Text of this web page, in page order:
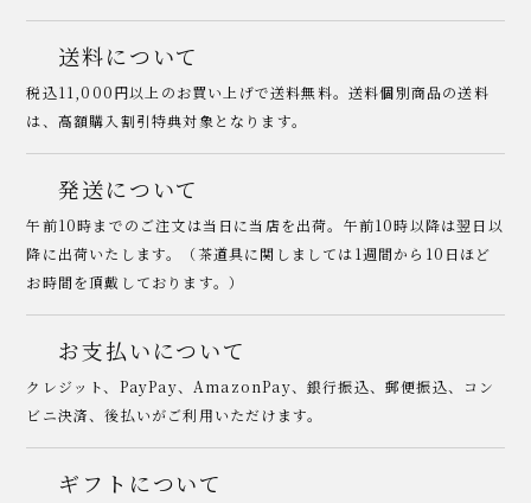
送料について
税込11,000円以上のお買い上げで送料無料。送料個別商品の送料
は、高額購入割引特典対象となります。
発送について
午前10時までのご注文は当日に当店を出荷。午前10時以降は翌日以
降に出荷いたします。（茶道具に関しましては1週間から10日ほど
お時間を頂戴しております。）
お支払いについて
クレジット、PayPay、AmazonPay、銀行振込、郵便振込、コン
ビニ決済、後払いがご利用いただけます。
ギフトについて